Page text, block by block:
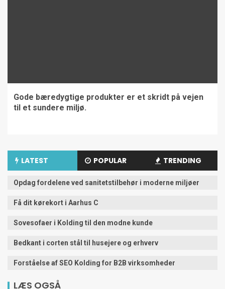
Gode bæredygtige produkter er et skridt på vejen
til et sundere miljø.
LATEST POPULAR TRENDING
Opdag fordelene ved sanitetstilbehør i moderne miljøer
Få dit kørekort i Aarhus C
Sovesofaer i Kolding til den modne kunde
Bedkant i corten stål til husejere og erhverv
Forståelse af SEO Kolding for B2B virksomheder
LÆS OGSÅ